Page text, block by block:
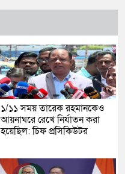
১/১১ সময় তারেক রহমানকেও
আয়নাঘরে রেখে নির্যাতন করা
হয়েছিল: চিফ প্রসিকিউটর